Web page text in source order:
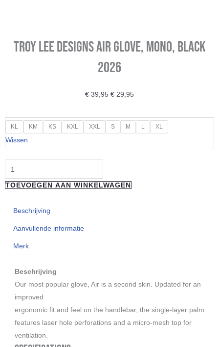
Troy Lee Designs Air Glove, Mono, black
2026
€39,95 Oorspronkelijke
was:
€ 39,95.
€ 29,95Huidige
is:
€ 29,95.
KL KM KS KXL XXL S M L XL
Wissen
Troy
Lee
Designs
Air
Glove,
Mono,
2026
aantal
TOEVOEGEN AAN WINKELWAGEN
Beschrijving
Aanvullende informatie
Merk
Beschrijving
Our most popular glove, Air is a second skin. Updated for an
improved
ergonomic fit and feel on the handlebar, the single-layer palm
features laser hole perforations and a micro-mesh top for
ventilation.